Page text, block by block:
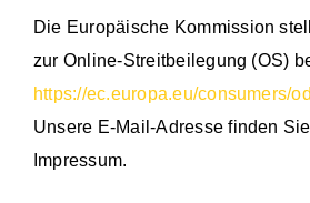
Die Europäische Kommission
zur Online-Streitbeilegung (OS)
https://ec.europa.eu/consumers/
Unsere E-Mail-Adresse finden
Impressum.